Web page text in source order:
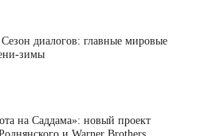
Сезон диалогов: главные мировые
зимы
на Саддама»: новый проект